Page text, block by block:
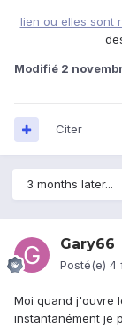
lien ou elles sont
Modifié 2
Citer
3 months later...
Gary66
Posté(e) 4
Moi quand j'ouvre
instantanément je